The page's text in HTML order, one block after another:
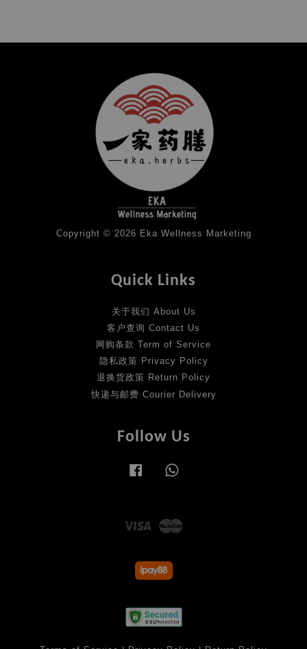
Copyright © 2026 Eka Wellness Marketing
Quick Links
关于我们 About Us
客户查询 Contact Us
网购条款 Term of Service
隐私政策 Privacy Policy
退换货政策 Return Policy
快递与邮费 Courier Delivery
Follow Us
Facebook
Visa